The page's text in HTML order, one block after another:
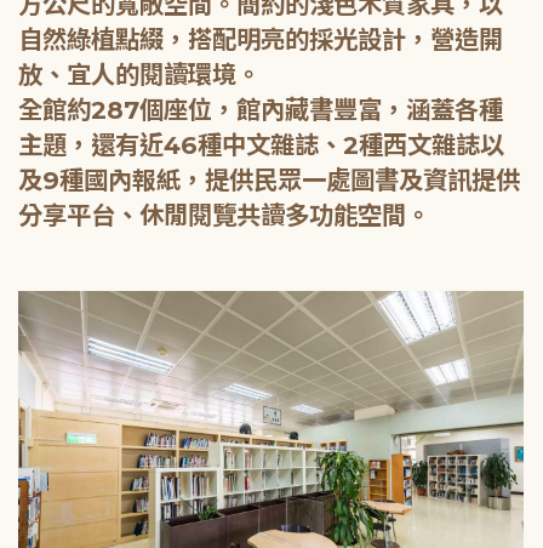
自然綠植點綴，搭配明亮的採光設計，營造開
放、宜人的閱讀環境。
全館約287個座位，館內藏書豐富，涵蓋各種
主題，還有近46種中文雜誌、2種西文雜誌以
及9種國內報紙，提供民眾一處圖書及資訊提供